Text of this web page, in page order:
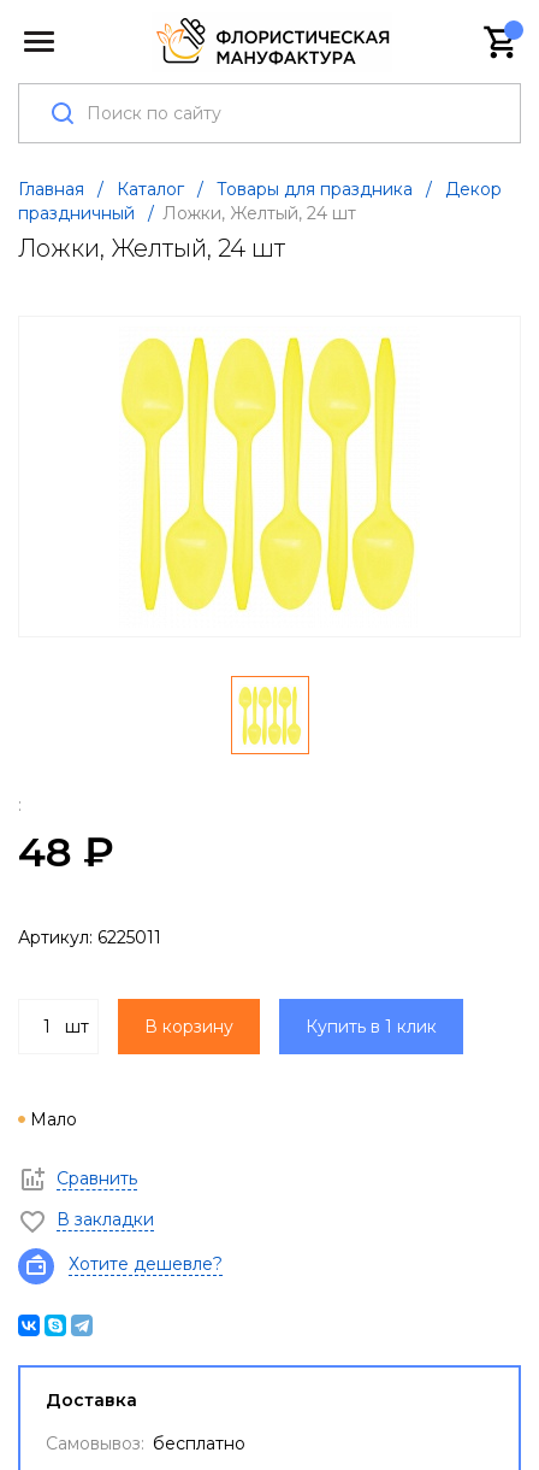
Главная / Каталог / Товары для праздника /
Декор
праздничный
/ Ложки, Желтый, 24 шт
Ложки, Желтый, 24 шт
:
48 ₽
Артикул: 6225011
шт В корзину Купить в 1 клик
Мало
Сравнить
В закладки
Хотите дешевле?
Доставка
Самовывоз: бесплатно